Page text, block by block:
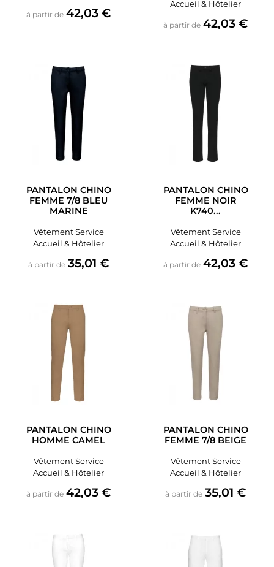
à partir de Prix
42,03 €
Accueil & Hôtelier
à partir de Prix
42,03 €
PANTALON CHINO
FEMME 7/8 BLEU
MARINE
Vêtement Service
Accueil & Hôtelier
à partir de Prix
35,01 €
PANTALON CHINO
FEMME NOIR
K740...
Vêtement Service
Accueil & Hôtelier
à partir de Prix
42,03 €
PANTALON CHINO
HOMME CAMEL
Vêtement Service
Accueil & Hôtelier
à partir de Prix
42,03 €
PANTALON CHINO
FEMME 7/8 BEIGE
Vêtement Service
Accueil & Hôtelier
à partir de Prix
35,01 €